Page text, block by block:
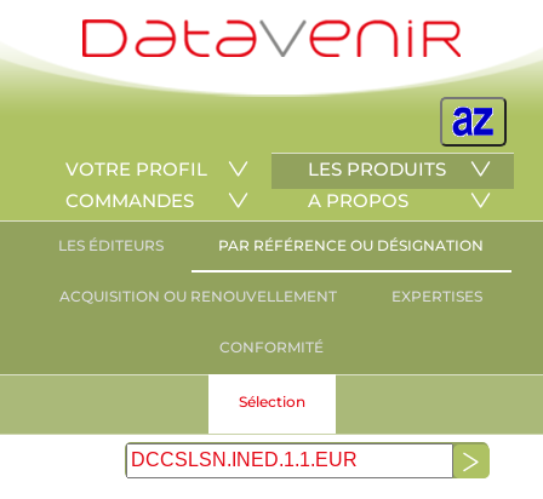
VOTRE PROFIL
LES PRODUITS
COMMANDES
A PROPOS
LES ÉDITEURS PAR RÉFÉRENCE OU DÉSIGNATION
ACQUISITION OU RENOUVELLEMENT EXPERTISES
CONFORMITÉ
Sélection